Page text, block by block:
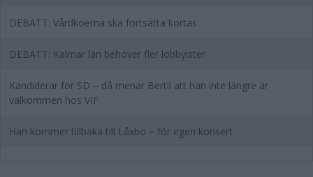
DEBATT: Vårdköerna ska fortsätta kortas
DEBATT: Kalmar län behöver fler lobbyister
Kandiderar för SD – då menar Bertil att han inte längre är
välkommen hos VIF
Han kommer tillbaka till Låxbo – för egen konsert